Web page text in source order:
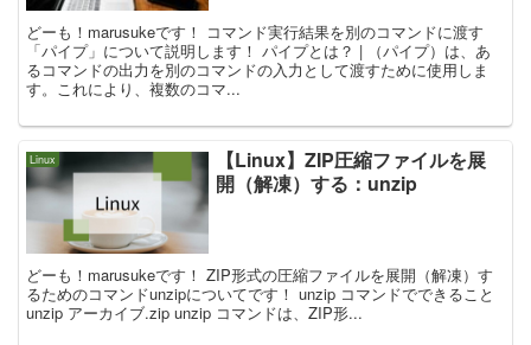
どーも！marusukeです！ コマンド実行結果を別のコマンドに渡す
「パイプ」について説明します！ パイプとは？ | （パイプ）は、あ
るコマンドの出力を別のコマンドの入力として渡すために使用しま
す。これにより、複数のコマ...
Linux
【Linux】ZIP圧縮ファイルを展
開（解凍）する：unzip
どーも！marusukeです！ ZIP形式の圧縮ファイルを展開（解凍）す
るためのコマンドunzipについてです！ unzip コマンドでできること
unzip アーカイブ.zip unzip コマンドは、ZIP形...